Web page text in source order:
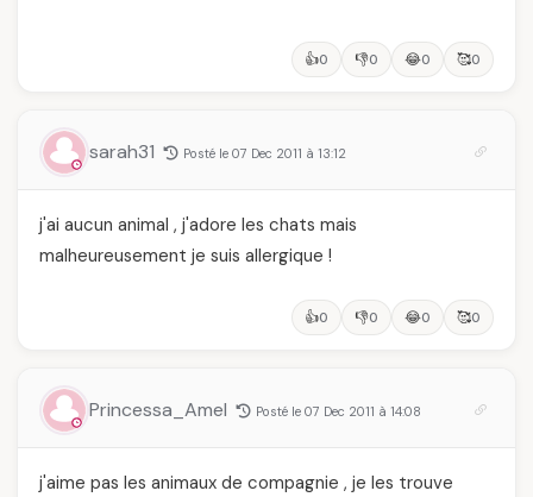
👍0 👎0 😂0 🥰0
sarah31 Posté le 07 Dec 2011 à 13:12
j'ai aucun animal , j'adore les chats mais
malheureusement je suis allergique !
👍0 👎0 😂0 🥰0
Princessa_Amel Posté le 07 Dec 2011 à 14:08
j'aime pas les animaux de compagnie , je les trouve